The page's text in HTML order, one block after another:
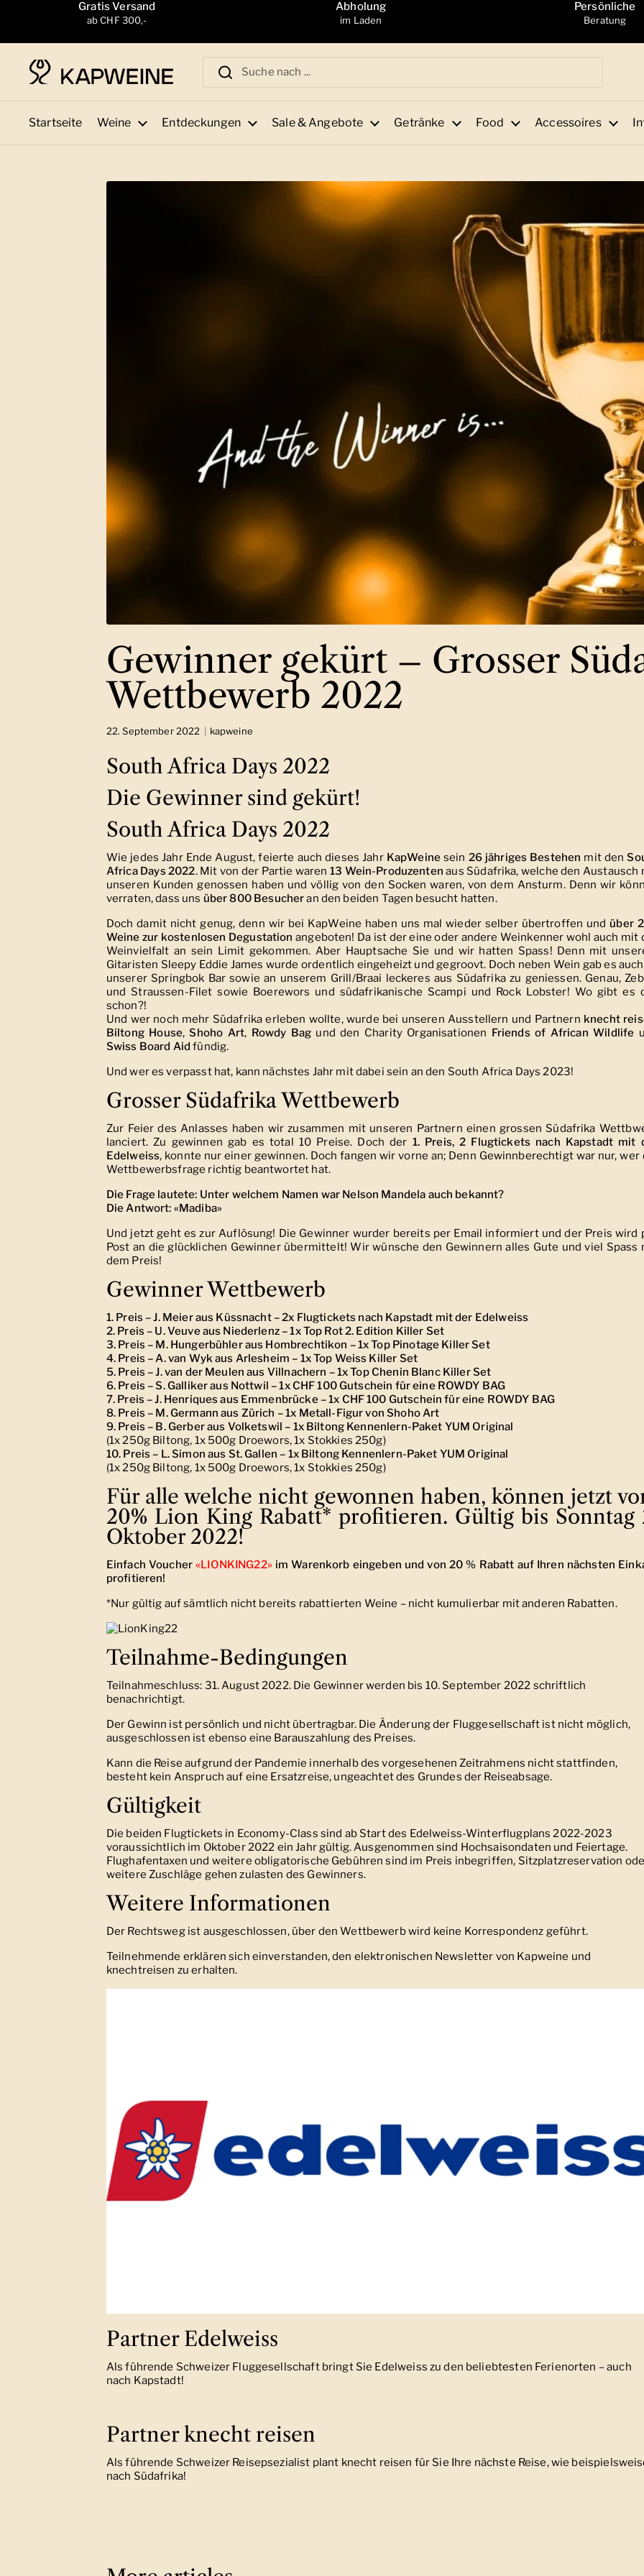
Zum Inhalt springenGratis Versand
ab CHF 300,-
Abholung
im Laden
Persönliche
Beratung
Startseite Weine Entdeckungen Sale & Angebote Getränke Food Accessoires
Gewinner gekürt – Grosser
Wettbewerb 2022
22. September 2022 kapweine
South Africa Days 2022
Die Gewinner sind gekürt!
South Africa Days 2022
Wie jedes Jahr Ende August, feierte auch dieses Jahr KapWeinesein 26 jähriges Bestehen mit den
Africa Days 2022. Mit von der Partie waren 13 Wein-Produzenten aus Südafrika, welche den Austausch
unseren Kunden genossen haben und völlig von den Socken waren, von dem Ansturm. Denn wir
verraten, dass uns über 800 Besucheran den beiden Tagen besucht hatten.
Doch damit nicht genug, denn wir bei KapWeine haben uns mal wieder selber übertroffen und über
Weine zur kostenlosen Degustation angeboten! Da ist der eine oder andere Weinkenner wohl auch mit
Weinvielfalt an sein Limit gekommen. Aber Hauptsache Sie und wir hatten Spass! Denn mit
Gitaristen Sleepy Eddie James wurde ordentlich eingeheizt und gegroovt. Doch neben Wein gab es
unserer Springbok Bar sowie an unserem Grill/Braai leckeres aus Südafrika zu geniessen. Genau,
und Straussen-Filet sowie Boerewors und südafrikanische Scampi und Rock Lobster! Wo gibt es
schon?!
Und wer noch mehr Südafrika erleben wollte, wurde bei unseren Ausstellern und Partnern knecht
Biltong House,Shoho Art, Rowdy Bag und den Charity Organisationen Friends of African Wildlife
Swiss Board Aid fündig.
Und wer es verpasst hat, kann nächstes Jahr mit dabei sein an den South Africa Days 2023!
Grosser Südafrika Wettbewerb
Zur Feier des Anlasses haben wir zusammen mit unseren Partnern einen grossen Südafrika
lanciert. Zu gewinnen gab es total 10 Preise. Doch der 1. Preis, 2 Flugtickets nach Kapstadt mit
Edelweiss, konnte nur einer gewinnen. Doch fangen wir vorne an; Denn Gewinnberechtigt war nur, wer
Wettbewerbsfrage richtig beantwortet hat.
Die Frage lautete: Unter welchem Namen war Nelson Mandela auch bekannt?
Die Antwort: «Madiba»
Und jetzt geht es zur Auflösung! Die Gewinner wurder bereits per Email informiert und der Preis wird
Post an die glücklichen Gewinner übermittelt! Wir wünsche den Gewinnern alles Gute und viel Spass
dem Preis!
Gewinner Wettbewerb
1. Preis – J. Meier aus Küssnacht – 2x Flugtickets nach Kapstadt mit der Edelweiss
2. Preis – U. Veuve aus Niederlenz – 1x Top Rot 2. Edition Killer Set
3. Preis – M. Hungerbühler aus Hombrechtikon – 1x Top Pinotage Killer Set
4. Preis – A. van Wyk aus Arlesheim – 1x Top Weiss Killer Set
5. Preis – J. van der Meulen aus Villnachern – 1x Top Chenin Blanc Killer Set
6. Preis – S. Galliker aus Nottwil – 1x CHF 100 Gutschein für eine ROWDY BAG
7. Preis – J. Henriques aus Emmenbrücke – 1x CHF 100 Gutschein für eine ROWDY BAG
8. Preis – M. Germann aus Zürich – 1x Metall-Figur von Shoho Art
9. Preis – B. Gerber aus Volketswil – 1x Biltong Kennenlern-Paket YUM Original
(1x 250g Biltong, 1x 500g Droewors, 1x Stokkies 250g)
10. Preis – L. Simon aus St. Gallen – 1x Biltong Kennenlern-Paket YUM Original
(1x 250g Biltong, 1x 500g Droewors, 1x Stokkies 250g)
Für alle welche nicht gewonnen haben, können jetzt
20% Lion King Rabatt* profitieren. Gültig bis Sonntag
Oktober 2022!
Einfach Voucher«LIONKING22»im Warenkorb eingeben und von 20 % Rabatt auf Ihren nächsten
profitieren!
*Nur gültig auf sämtlich nicht bereits rabattierten Weine – nicht kumulierbar mit anderen Rabatten.
Teilnahme-Bedingungen
Teilnahmeschluss: 31. August 2022. Die Gewinner werden bis 10. September 2022 schriftlich
benachrichtigt.
Der Gewinn ist persönlich und nicht übertragbar. Die Änderung der Fluggesellschaft ist nicht möglich,
ausgeschlossen ist ebenso eine Barauszahlung des Preises.
Kann die Reise aufgrund der Pandemie innerhalb des vorgesehenen Zeitrahmens nicht stattfinden,
besteht kein Anspruch auf eine Ersatzreise, ungeachtet des Grundes der Reiseabsage.
Gültigkeit
Die beiden Flugtickets in Economy-Class sind ab Start des Edelweiss-Winterflugplans 2022-2023
voraussichtlich im Oktober 2022 ein Jahr gültig. Ausgenommen sind Hochsaisondaten und Feiertage.
Flughafentaxen und weitere obligatorische Gebühren sind im Preis inbegriffen, Sitzplatzreservation
weitere Zuschläge gehen zulasten des Gewinners.
Weitere Informationen
Der Rechtsweg ist ausgeschlossen, über den Wettbewerb wird keine Korrespondenz geführt.
Teilnehmende erklären sich einverstanden, den elektronischen Newsletter von Kapweine und
knechtreisen zu erhalten.
Partner Edelweiss
Als führende Schweizer Fluggesellschaft bringt Sie Edelweiss zu den beliebtesten Ferienorten – auch
nach Kapstadt!
Partner knecht reisen
Als führende Schweizer Reisepsezialist plant knecht reisen für Sie Ihre nächste Reise, wie
nach Südafrika!